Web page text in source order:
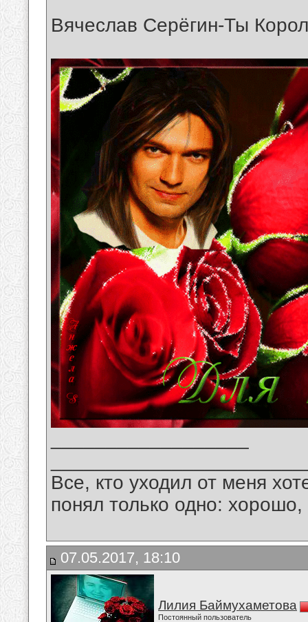
Вячеслав Серёгин-Ты
Все, кто уходил от меня
понял только одно:
07.05.2017, 18:10
Лилия Баймухаметова
Постоянный пользователь